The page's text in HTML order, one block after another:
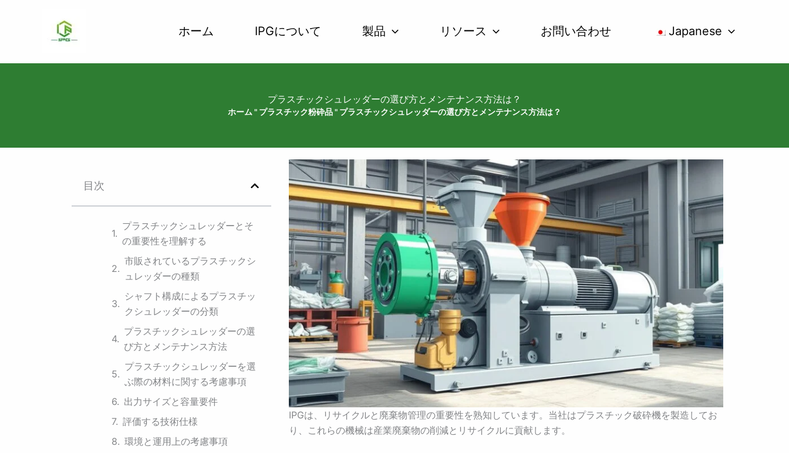
ホーム IPGについて 製品 リソース お問い合わせ Japanese
プラスチックシュレッダーの選び方とメンテナンス方法は？
ホーム " プラスチック粉砕品" プラスチックシュレッダーの選び方とメンテナンス方法は？
目次
プラスチックシュレッダーとそ
の重要性を理解する
市販されているプラスチックシ
ュレッダーの種類
シャフト構成によるプラスチッ
クシュレッダーの分類
プラスチックシュレッダーの選
び方とメンテナンス方法
プラスチックシュレッダーを選
ぶ際の材料に関する考慮事項
出力サイズと容量要件
評価する技術仕様
環境と運用上の考慮事項
IPGは、リサイクルと廃棄物管理の重要性を熟知しています。当社はプラスチック破砕機を製造してお
り、これらの機械は産業廃棄物の削減とリサイクルに貢献します。